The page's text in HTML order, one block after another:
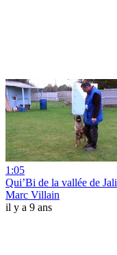
1:05
Qui’Bi de la vallée de Jali
Marc Villain
il y a 9 ans